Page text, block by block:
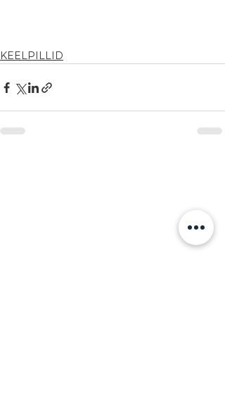
KEELPILLID